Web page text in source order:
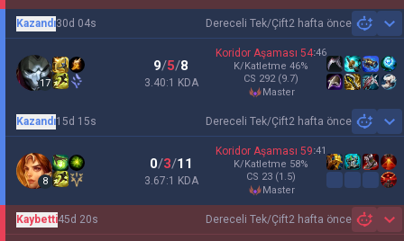
Dereceli Tek/Çift2 hafta önce
Kazandı30d 04s
17
9/5/8
3.40:1 KDA
Koridor Aşaması 54:46
K/Katletme 46%
CS 292 (9.7)
master
Dereceli Tek/Çift2 hafta önce
Kazandı15d 15s
8
0/3/11
3.67:1 KDA
Koridor Aşaması 59:41
K/Katletme 58%
CS 23 (1.5)
master
Dereceli Tek/Çift2 hafta önce
Kaybetti45d 20s